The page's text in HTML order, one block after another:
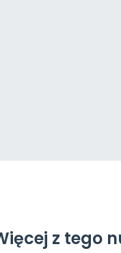
z tego